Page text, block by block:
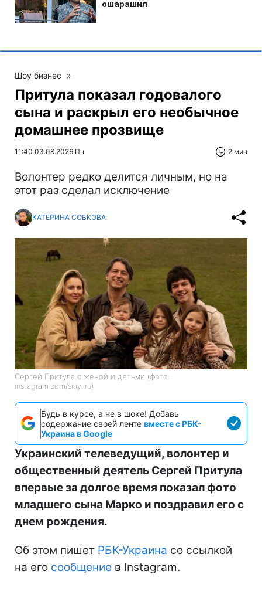
Шоу бизнес »
Притула показал годовалого
сына и раскрыл его необычное
домашнее прозвище
11:40 03.08.2026 Пн 2 мин
Волонтер редко делится личным, но на
этот раз сделал исключение
КАТЕРИНА СОБКОВА
Сергей Притула с женой и детьми (фото:
instagram.com/siriy_ru)
Будь в курсе, а не в шоке! Добавь
содержание своей ленте вместе с РБК-
Украина в Google
Украинский телеведущий, волонтер и
общественный деятель Сергей Притула
впервые за долгое время показал фото
младшего сына Марко и поздравил его с
днем рождения.
Об этом пишет РБК-Украина со ссылкой
на его сообщение в Instagram.